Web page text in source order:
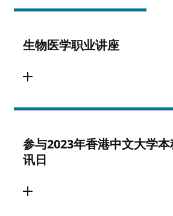
生物医学职业讲座
参与2023年香港中文大学
讯日